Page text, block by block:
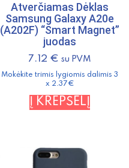
Atverčiamas Dėklas
Samsung Galaxy A20e
(A202F) “Smart Magnet”
juodas
7.12 € su PVM
Mokėkite trimis lygiomis dalimis 3
x 2.37€
Į KREPŠELĮ